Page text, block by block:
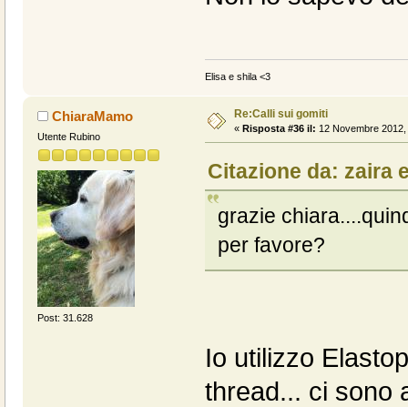
Elisa e shila <3
ChiaraMamo
Utente Rubino
Post: 31.628
Re:Calli sui gomiti
« Risposta #36 il: 12 Novembre
Citazione da: zaira
grazie
per favore?
Io utilizzo
thread... ci sono